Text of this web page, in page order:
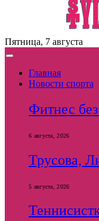
Пятница, 7 августа
Главная
Новости спорта
Фитнес
6 августа, 2026
Трусова,
5 августа, 2026